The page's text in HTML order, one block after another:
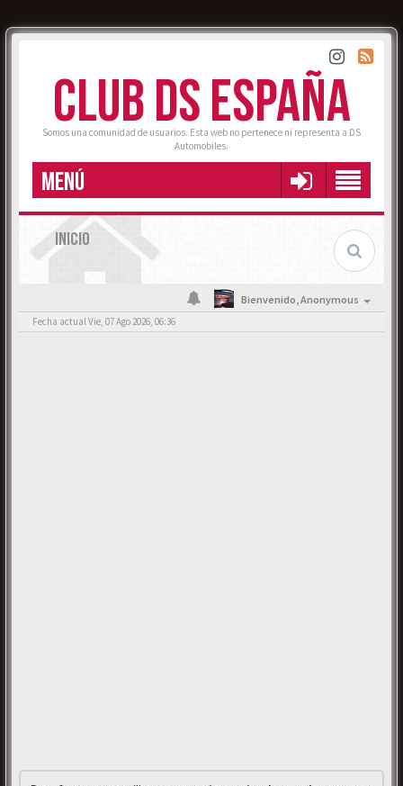
CLUB DS ESPAÑA
Somos una comunidad de usuarios. Esta web no pertenece ni representa a DS
Automobiles.
MENÚ
INICIO
Bienvenido,Anonymous
Fecha actual Vie, 07 Ago 2026, 06:36